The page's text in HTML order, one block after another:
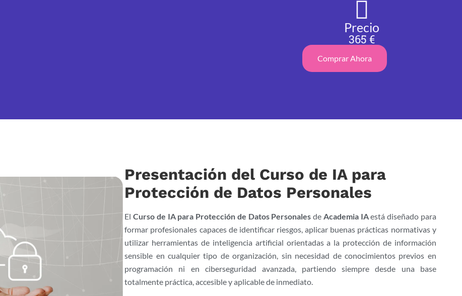
Precio
365 €
Comprar Ahora
Presentación del Curso de IA para
Protección de Datos Personales
El Curso de IA para Protección de Datos Personales de Academia IAestá diseñado para
formar profesionales capaces de identificar riesgos, aplicar buenas prácticas normativas y
utilizar herramientas de inteligencia artificial orientadas a la protección de información
sensible en cualquier tipo de organización, sin necesidad de conocimientos previos en
programación ni en ciberseguridad avanzada, partiendo siempre desde una base
totalmente práctica, accesible y aplicable de inmediato.